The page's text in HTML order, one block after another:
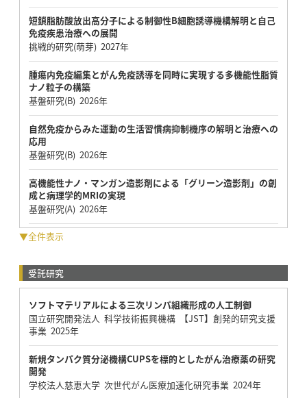
短鎖脂肪酸放出高分子による制御性B細胞誘導機構解明と自己
免疫疾患治療への展開
挑戦的研究(萌芽) 2027年
腫瘍内免疫編集とがん免疫誘導を同時に実現する多機能性脂質
ナノ粒子の構築
基盤研究(B) 2026年
自然免疫からみた運動の生活習慣病抑制機序の解明と治療への
応用
基盤研究(B) 2026年
高機能性ナノ・マンガン造影剤による「グリーン造影剤」の創
成と病理学的MRIの実現
基盤研究(A) 2026年
▼全件表示
受託研究
ソフトマテリアルによる三次リンパ組織形成の人工制御
国立研究開発法人 科学技術振興機構 【JST】創発的研究支援
事業 2025年
新規タンパク質分泌機構CUPSを標的としたがん治療薬の研究
開発
学校法人慈恵大学 次世代がん医療加速化研究事業 2024年